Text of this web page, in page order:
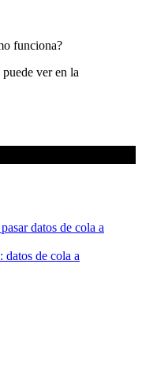
funciona?
ver en la
datos de cola a